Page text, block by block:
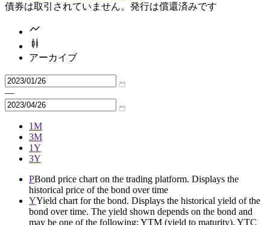
債券は取引されていません。発行は償還済みです
アーカイブ
—
1M
3M
1Y
3Y
PBond price chart on the trading platform. Displays the
historical price of the bond over time
YYield chart for the bond. Displays the historical yield of the
bond over time. The yield shown depends on the bond and
may be one of the following: YTM (yield to maturity), YTC